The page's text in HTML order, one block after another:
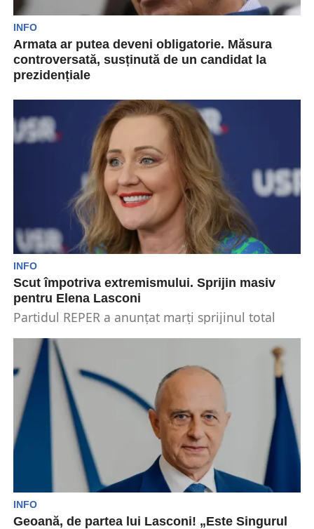
INFO
Armata ar putea deveni obligatorie. Măsura
controversată, susținută de un candidat la
prezidențiale
contradictorii. El promovează pacea și încetarea
războiului. Aceste mesaje sunt...
INFO
Scut împotriva extremismului. Sprijin masiv
pentru Elena Lasconi
Partidul REPER a anunțat marți sprijinul total
Copreședinții Ramona Strugariu...
INFO
Geoană, de partea lui Lasconi! „Este Singurul